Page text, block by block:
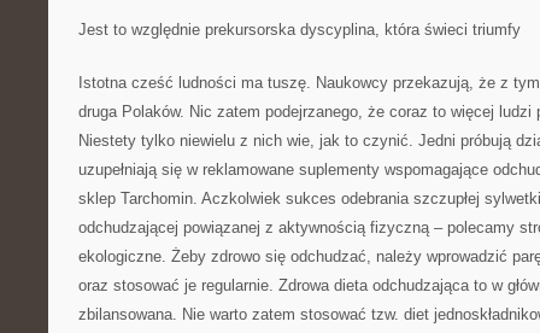
Jest to względnie prekursorska dyscyplina, która świeci triumfy
Istotna cześć ludności ma tuszę. Naukowcy przekazują, że z
druga Polaków. Nic zatem podejrzanego, że coraz to więcej ludzi
Niestety tylko niewielu z nich wie, jak to czynić. Jedni próbują
uzupełniają się w reklamowane suplementy wspomagające
sklep Tarchomin. Aczkolwiek sukces odebrania szczupłej
odchudzającej powiązanej z aktywnością fizyczną – polecamy
ekologiczne. Żeby zdrowo się odchudzać, należy wprowadzić
oraz stosować je regularnie. Zdrowa dieta odchudzająca to w
zbilansowana. Nie warto zatem stosować tzw. diet